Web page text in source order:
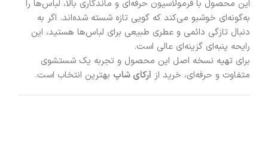
این محصول با فرمولاسیون حرفه‌ای و ماندگاری بالا، لباس‌ها را
به‌گونه‌ای خوشبو می‌کند که گویی تازه شسته شده‌اند. اگر به
دنبال تازگی دائمی و عطری طبیعی برای لباس‌ها هستید، این
رایحه پنبه‌ای گزینه‌ای عالی است.
برای تهیه نسخه اصل این محصول و تجربه یک شستشوی
متفاوت و حرفه‌ای، خرید از آرکای شاپ بهترین انتخاب است.